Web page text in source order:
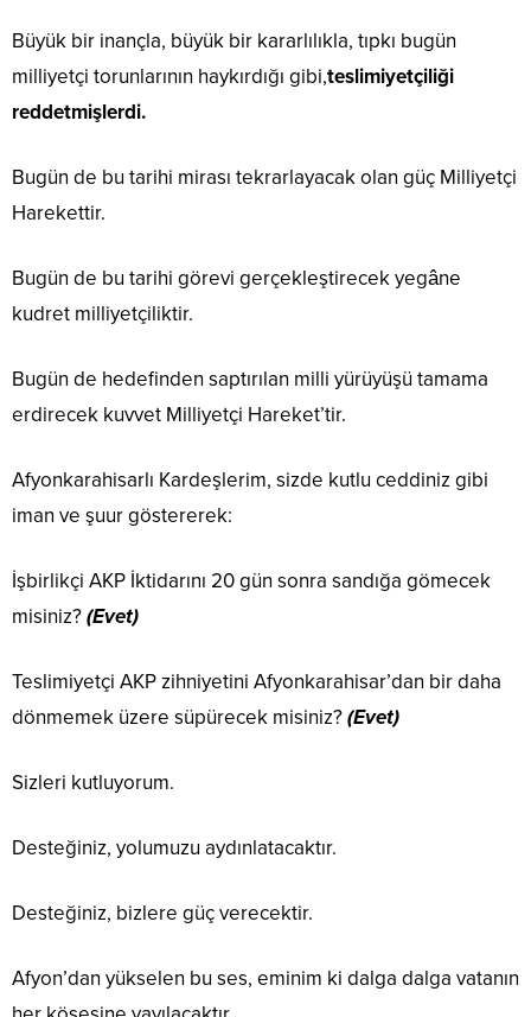
Büyük bir inançla, büyük bir kararlılıkla, tıpkı bugün
milliyetçi torunlarının haykırdığı gibi,teslimiyetçiliği
reddetmişlerdi.
Bugün de bu tarihi mirası tekrarlayacak olan güç Milliyetçi
Harekettir.
Bugün de bu tarihi görevi gerçekleştirecek yegâne
kudret milliyetçiliktir.
Bugün de hedefinden saptırılan milli yürüyüşü tamama
erdirecek kuvvet Milliyetçi Hareket’tir.
Afyonkarahisarlı Kardeşlerim, sizde kutlu ceddiniz gibi
iman ve şuur göstererek:
İşbirlikçi AKP İktidarını 20 gün sonra sandığa gömecek
misiniz?(Evet)
Teslimiyetçi AKP zihniyetini Afyonkarahisar’dan bir daha
dönmemek üzere süpürecek misiniz?(Evet)
Sizleri kutluyorum.
Desteğiniz, yolumuzu aydınlatacaktır.
Desteğiniz, bizlere güç verecektir.
Afyon’dan yükselen bu ses, eminim ki dalga dalga vatanın